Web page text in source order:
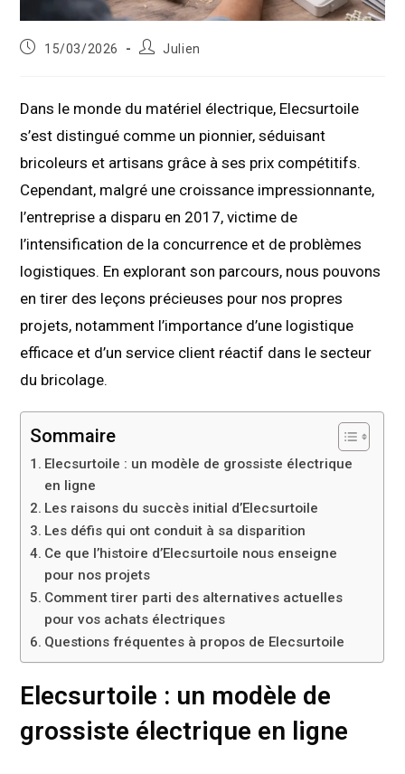
Publication
15/03/2026
Auteur/autrice
Julien
Dans le monde du matériel électrique, Elecsurtoile
s’est distingué comme un pionnier, séduisant
bricoleurs et artisans grâce à ses prix compétitifs.
Cependant, malgré une croissance impressionnante,
l’entreprise a disparu en 2017, victime de
l’intensification de la concurrence et de problèmes
logistiques. En explorant son parcours, nous pouvons
en tirer des leçons précieuses pour nos propres
projets, notamment l’importance d’une logistique
efficace et d’un service client réactif dans le secteur
du bricolage.
Sommaire
Elecsurtoile : un modèle de grossiste électrique
en ligne
Les raisons du succès initial d’Elecsurtoile
Les défis qui ont conduit à sa disparition
Ce que l’histoire d’Elecsurtoile nous enseigne
pour nos projets
Comment tirer parti des alternatives actuelles
pour vos achats électriques
Questions fréquentes à propos de Elecsurtoile
Elecsurtoile : un modèle de
grossiste électrique en ligne